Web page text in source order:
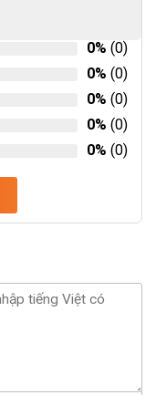
0% (0)
0% (0)
0% (0)
0% (0)
0% (0)